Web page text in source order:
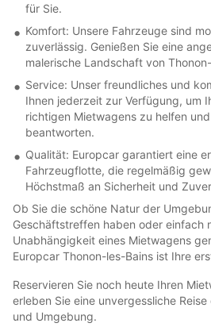
für Sie.
Komfort: Unsere Fahrzeuge sind
zuverlässig. Genießen Sie eine
malerische Landschaft von
Service: Unser freundliches und
Ihnen jederzeit zur Verfügung, um
richtigen Mietwagens zu helfen
beantworten.
Qualität: Europcar garantiert eine
Fahrzeugflotte, die regelmäßig
Höchstmaß an Sicherheit und
Ob Sie die schöne Natur der
Geschäftstreffen haben oder einfach
Unabhängigkeit eines Mietwagens
Europcar Thonon-les-Bains ist Ihre
Reservieren Sie noch heute Ihren
erleben Sie eine unvergessliche
und Umgebung.